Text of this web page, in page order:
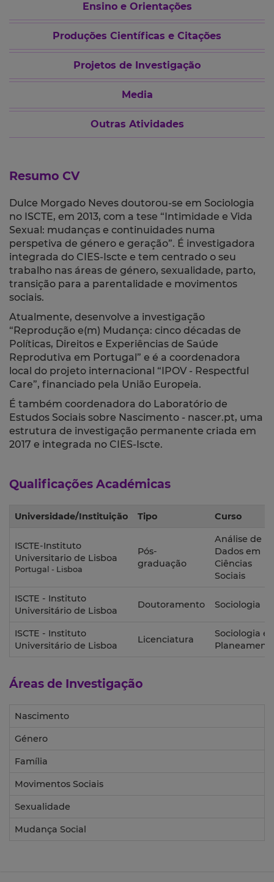
Ensino e Orientações
Produções Científicas e Citações
Projetos de Investigação
Media
Outras Atividades
Resumo CV
Dulce Morgado Neves doutorou-se em Sociologia
no ISCTE, em 2013, com a tese “Intimidade e Vida
Sexual: mudanças e continuidades numa
perspetiva de género e geração”. É investigadora
integrada do CIES-Iscte e tem centrado o seu
trabalho nas áreas de género, sexualidade, parto,
transição para a parentalidade e movimentos
sociais.
Atualmente, desenvolve a investigação
“Reprodução e(m) Mudança: cinco décadas de
Políticas, Direitos e Experiências de Saúde
Reprodutiva em Portugal” e é a coordenadora
local do projeto internacional “IPOV - Respectful
Care”, financiado pela União Europeia.
É também coordenadora do Laboratório de
Estudos Sociais sobre Nascimento - nascer.pt, uma
estrutura de investigação permanente criada em
2017 e integrada no CIES-Iscte.
Qualificações Académicas
Universidade/Instituição Tipo Curso
ISCTE-Instituto
Universitario de Lisboa
Portugal - Lisboa
Pós-
graduação
Análise de
Dados em
Ciências
Sociais
ISCTE - Instituto
Universitário de Lisboa
Doutoramento Sociologia
ISCTE - Instituto
Universitário de Lisboa
Licenciatura
Sociologia e
Áreas de Investigação
Nascimento
Género
Família
Movimentos Sociais
Sexualidade
Mudança Social